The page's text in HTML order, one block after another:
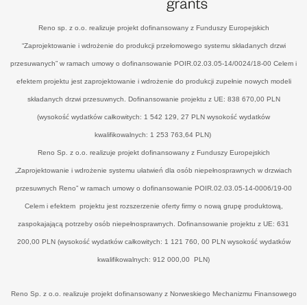
Reno sp. z o.o. realizuje projekt dofinansowany z Funduszy Europejskich
“Zaprojektowanie i wdrożenie do produkcji przełomowego systemu składanych drzwi
przesuwanych” w ramach umowy o dofinansowanie POIR.02.03.05-14/0024/18-00 Celem i
efektem projektu jest zaprojektowanie i wdrożenie do produkcji zupełnie nowych modeli
składanych drzwi przesuwnych. Dofinansowanie projektu z UE: 838 670,00 PLN
(wysokość wydatków całkowitych: 1 542 129, 27 PLN wysokość wydatków
kwalifikowalnych: 1 253 763,64 PLN)
Reno Sp. z o.o. realizuje projekt dofinansowany z Funduszy Europejskich
„Zaprojektowanie i wdrożenie systemu ułatwień dla osób niepełnosprawnych w drzwiach
przesuwnych Reno” w ramach umowy o dofinansowanie POIR.02.03.05-14-0006/19-00
Celem i efektem projektu jest rozszerzenie oferty firmy o nową grupę produktową,
zaspokajającą potrzeby osób niepełnosprawnych. Dofinansowanie projektu z UE: 631
200,00 PLN (wysokość wydatków całkowitych: 1 121 760, 00 PLN wysokość wydatków
kwalifikowalnych: 912 000,00 PLN)
Reno Sp. z o.o. realizuje projekt dofinansowany z Norweskiego Mechanizmu Finansowego